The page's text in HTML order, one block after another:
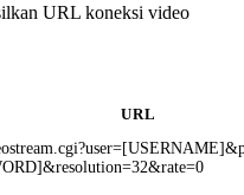
URL koneksi video
URL